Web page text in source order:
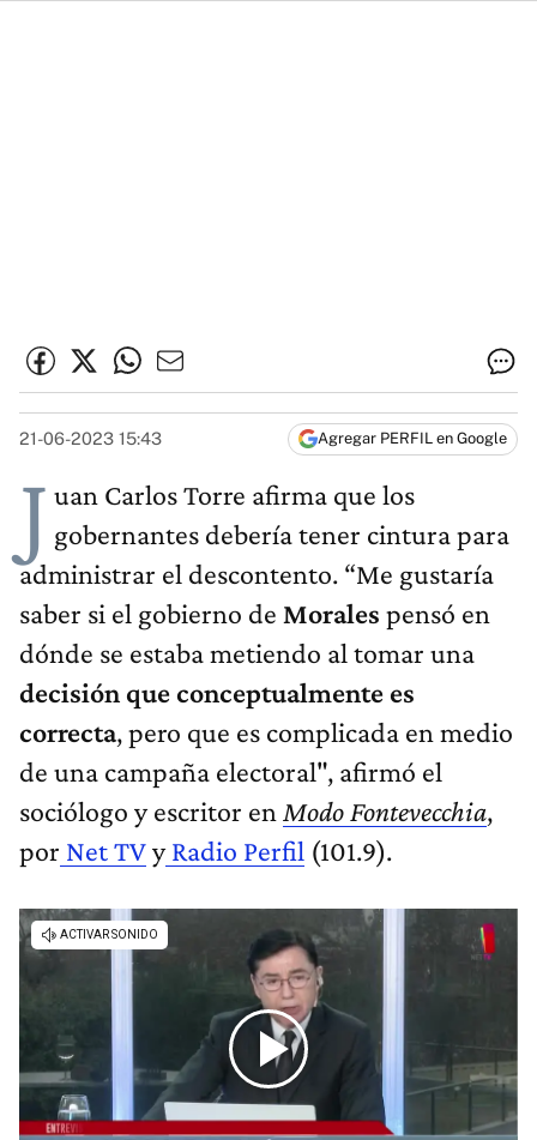
21-06-2023 15:43 Agregar PERFIL en Google
J uan Carlos Torre afirma que los
gobernantes debería tener cintura para
administrar el descontento. “Me gustaría
saber si el gobierno de Morales pensó en
dónde se estaba metiendo al tomar una
decisión que conceptualmente es
correcta, pero que es complicada en medio
de una campaña electoral", afirmó el
sociólogo y escritor en Modo Fontevecchia,
por Net TVyRadio Perfil (101.9).